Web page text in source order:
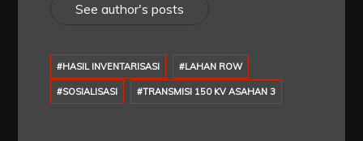
See author's posts
#HASIL INVENTARISASI #LAHAN ROW
#SOSIALISASI #TRANSMISI 150 KV ASAHAN 3